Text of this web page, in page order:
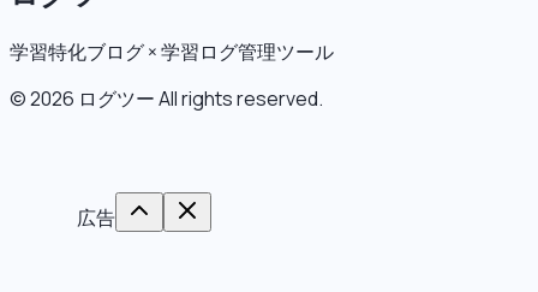
学習特化ブログ × 学習ログ管理ツール
©2026 ログツーAll rights reserved.
広告